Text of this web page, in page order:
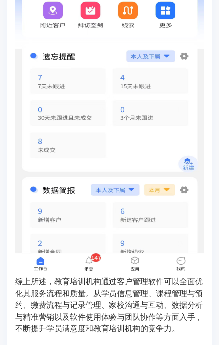
综上所述，教育培训机构通过客户管理软件可以全面优
化其服务流程和质量。从学员信息管理、课程管理与预
约、缴费流程与记录管理、家校沟通与互动、数据分析
与精准营销以及软件使用体验与团队协作等方面入手，
不断提升学员满意度和教育培训机构的竞争力。